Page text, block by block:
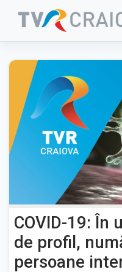
COVID-19: În
de profil,
persoane